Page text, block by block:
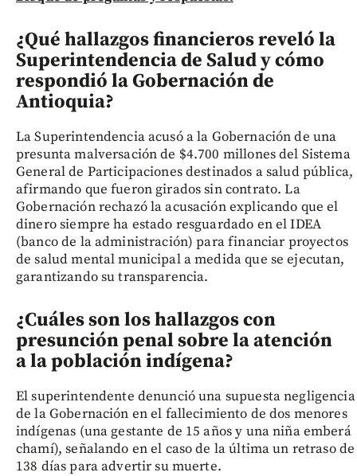
¿Qué hallazgos financieros reveló la
Superintendencia de Salud y cómo
respondió la Gobernación de
Antioquia?
La Superintendencia acusó a la Gobernación de una
presunta malversación de $4.700 millones del Sistema
General de Participaciones destinados a salud pública,
afirmando que fueron girados sin contrato. La
Gobernación rechazó la acusación explicando que el
dinero siempre ha estado resguardado en el IDEA
(banco de la administración) para financiar proyectos
de salud mental municipal a medida que se ejecutan,
garantizando su transparencia.
¿Cuáles son los hallazgos con
presunción penal sobre la atención
a la población indígena?
El superintendente denunció una supuesta negligencia
de la Gobernación en el fallecimiento de dos menores
indígenas (una gestante de 15 años y una niña emberá
chamí), señalando en el caso de la última un retraso de
138 días para advertir su muerte.